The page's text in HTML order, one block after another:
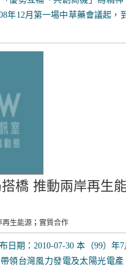
年12月第一場中草藥會議起，
橋 推動兩岸再生
再生能源 ； 實質合作
日期：2010-07-30 本（99）年
領台灣風力發電及太陽光電產